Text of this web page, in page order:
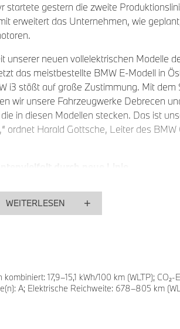
startete gestern die zweite
erweitert das Unternehmen, wie
unserer neuen vollelektrischen Modelle
das meistbestellte BMW E-Modell in
i3 stößt auf große Zustimmung. Mit dem
wir unsere Fahrzeugwerke Debrecen
in diesen Modellen stecken. Das ist
ordnet Harald Gottsche, Leiter des BMW
Produktionslinie für die neue
über 8.500 E-Motoren für den BMW iX3
auf der ersten Linie, als
bietet diese neue Produktionslinie mehr
WEITERLESEN
17,9–15,1 kWh/100 km (WLTP); CO₂-
A; Elektrische Reichweite: 678–805 km